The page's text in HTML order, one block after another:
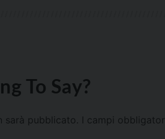
To Say?
sarà pubblicato. I campi